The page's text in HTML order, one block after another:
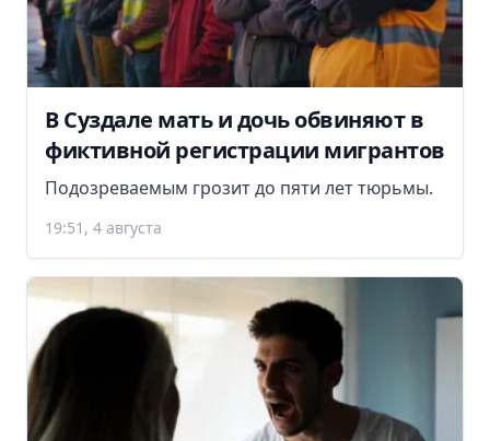
В Суздале мать и дочь обвиняют в
фиктивной регистрации мигрантов
Подозреваемым грозит до пяти лет тюрьмы.
19:51, 4 августа